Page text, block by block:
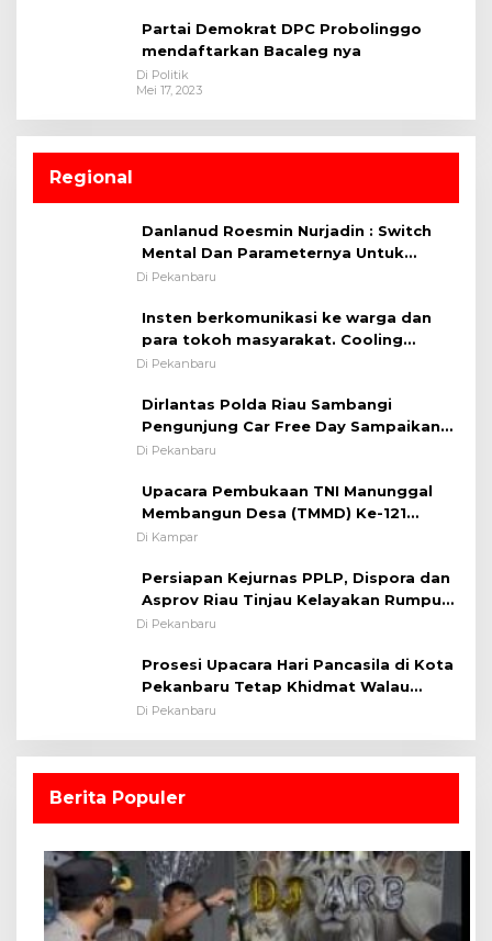
Partai Demokrat DPC Probolinggo
mendaftarkan Bacaleg nya
Di Politik
Mei 17, 2023
Regional
Danlanud Roesmin Nurjadin : Switch
Mental Dan Parameternya Untuk
Melaksanakan ✈
Di Pekanbaru
Insten berkomunikasi ke warga dan
para tokoh masyarakat. Cooling
System OMP LK ²024 Polsek Rumbai,
Pentingnya Memelihara dan Menjaga
Situasi Kondusif
Di Pekanbaru
Dirlantas Polda Riau Sambangi
Pengunjung Car Free Day Sampaikan
Pesan Edukasi Kamtibmas &
Di Pekanbaru
Upacara Pembukaan TNI Manunggal
Membangun Desa (TMMD) Ke-121
Kodim 0313/KPR Tahun 2024) ?
Di Kampar
Persiapan Kejurnas PPLP, Dispora dan
Asprov Riau Tinjau Kelayakan Rumput
Lapangan Sepakbola
Di Pekanbaru
Prosesi Upacara Hari Pancasila di Kota
Pekanbaru Tetap Khidmat Walau
Dalam Ruangan
Di Pekanbaru
Berita Populer